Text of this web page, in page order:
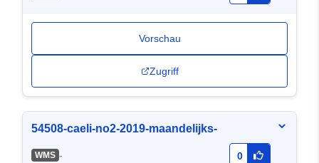
Vorschau
Zugriff
54508-caeli-no2-2019-maandelijks-
WMS - 0